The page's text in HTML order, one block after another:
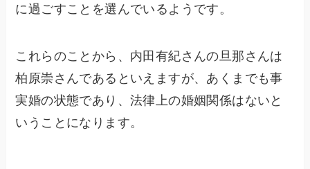
に過ごすことを選んでいるようです。
これらのことから、内田有紀さんの旦那さんは
柏原崇さんであるといえますが、あくまでも事
実婚の状態であり、法律上の婚姻関係はないと
いうことになります。